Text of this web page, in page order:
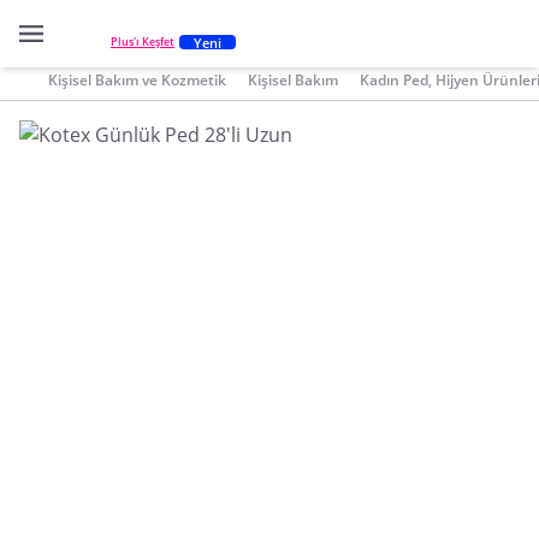
Plus'ı Keşfet Yeni
Kişisel Bakım ve Kozmetik Kişisel Bakım Kadın Ped, Hijyen